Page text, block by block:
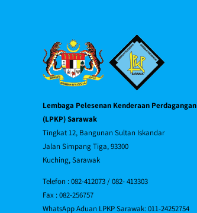
Lembaga Pelesenan Kenderaan Perdagangan
(LPKP) Sarawak
Tingkat 12, Bangunan Sultan Iskandar
Jalan Simpang Tiga, 93300
Kuching, Sarawak
Telefon : 082-412073 / 082- 413303
Fax : 082-256757
WhatsApp Aduan LPKP Sarawak: 011-24252754